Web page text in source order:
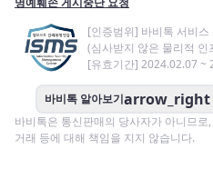
[인증범위] 바비톡 서비스
(심사받지 않은 물리적 인
[유효기간] 2024.02.07 ~
바비톡 알아보기arrow_right
바비톡은 통신판매의 당사자가 아니므
거래 등에 대해 책임을 지지 않습니다.